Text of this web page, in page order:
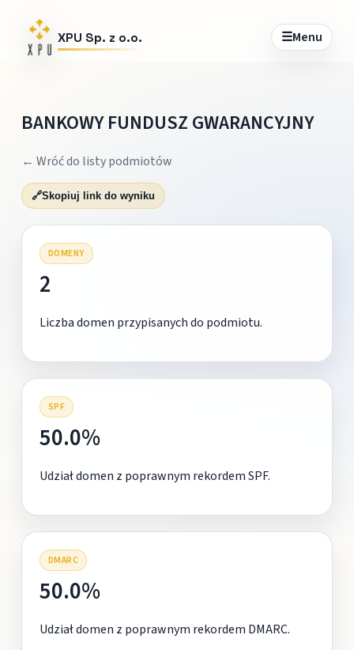
XPU Sp. z o.o. ☰Menu
BANKOWY FUNDUSZ GWARANCYJNY
← Wróć do listy podmiotów
🔗Skopiuj link do wyniku
DOMENY
2
Liczba domen przypisanych do podmiotu.
SPF
50.0%
Udział domen z poprawnym rekordem SPF.
DMARC
50.0%
Udział domen z poprawnym rekordem DMARC.